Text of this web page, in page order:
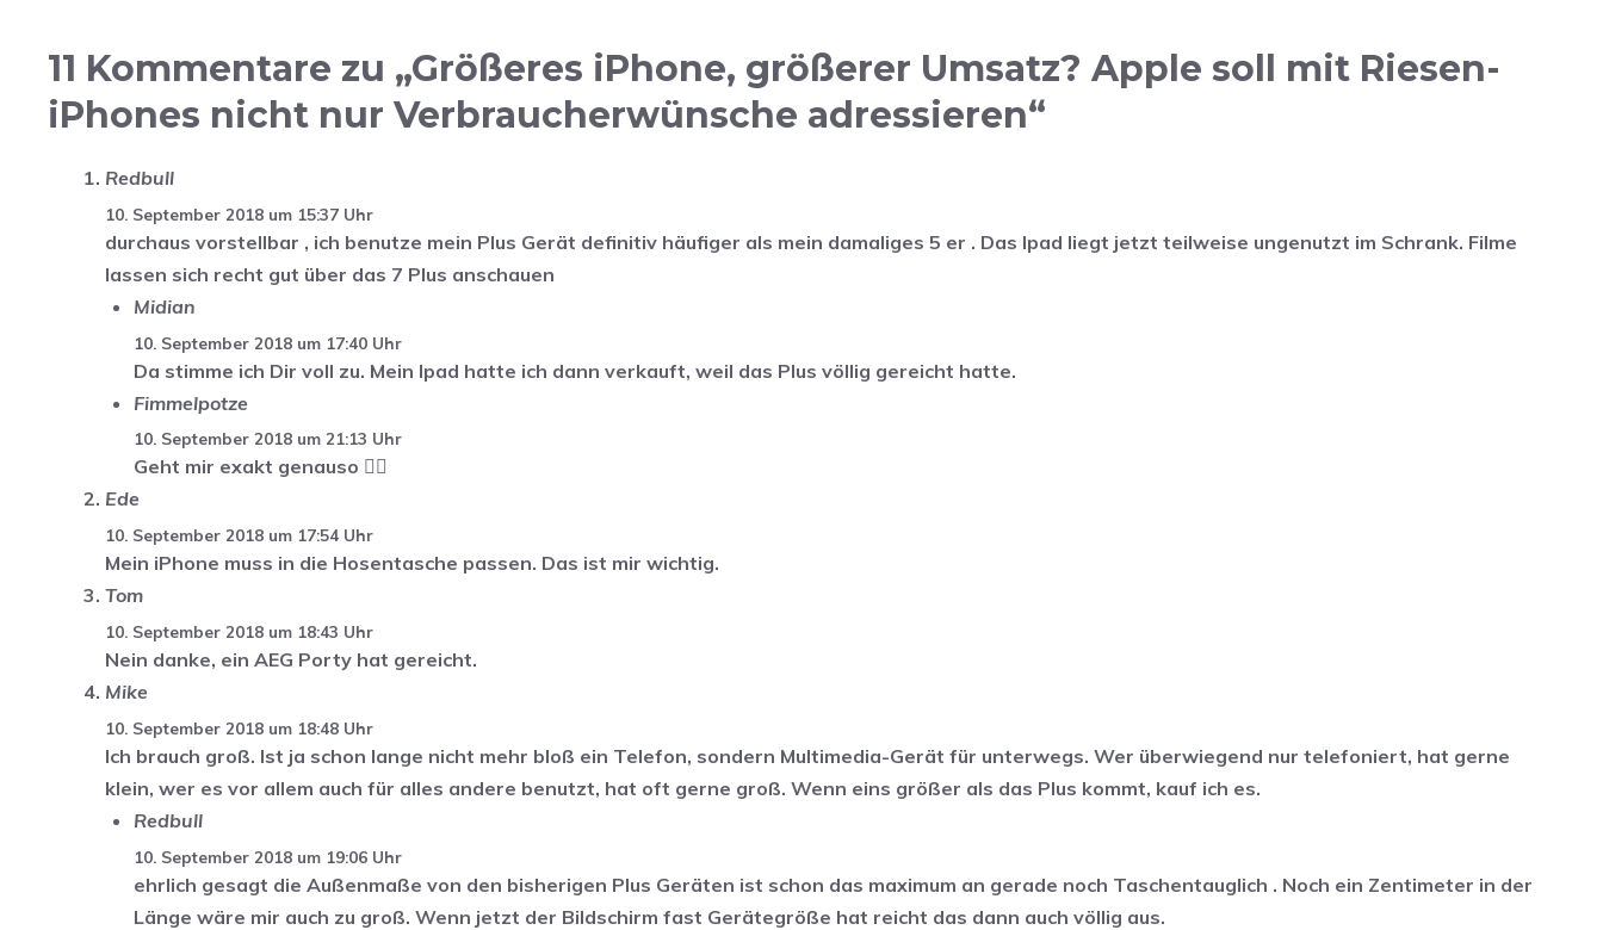
11 Kommentare zu „Größeres iPhone, größerer Umsatz? Apple soll mit Riesen-
iPhones nicht nur Verbraucherwünsche adressieren“
Redbull
10. September 2018 um 15:37 Uhr
durchaus vorstellbar , ich benutze mein Plus Gerät definitiv häufiger als mein damaliges 5 er . Das Ipad liegt jetzt teilweise ungenutzt im Schrank. Filme
lassen sich recht gut über das 7 Plus anschauen
Midian
10. September 2018 um 17:40 Uhr
Da stimme ich Dir voll zu. Mein Ipad hatte ich dann verkauft, weil das Plus völlig gereicht hatte.
Fimmelpotze
10. September 2018 um 21:13 Uhr
Geht mir exakt genauso ☝🏼
Ede
10. September 2018 um 17:54 Uhr
Mein iPhone muss in die Hosentasche passen. Das ist mir wichtig.
Tom
10. September 2018 um 18:43 Uhr
Nein danke, ein AEG Porty hat gereicht.
Mike
10. September 2018 um 18:48 Uhr
Ich brauch groß. Ist ja schon lange nicht mehr bloß ein Telefon, sondern Multimedia-Gerät für unterwegs. Wer überwiegend nur telefoniert, hat gerne
klein, wer es vor allem auch für alles andere benutzt, hat oft gerne groß. Wenn eins größer als das Plus kommt, kauf ich es.
Redbull
10. September 2018 um 19:06 Uhr
ehrlich gesagt die Außenmaße von den bisherigen Plus Geräten ist schon das maximum an gerade noch Taschentauglich . Noch ein Zentimeter in der
Länge wäre mir auch zu groß. Wenn jetzt der Bildschirm fast Gerätegröße hat reicht das dann auch völlig aus.